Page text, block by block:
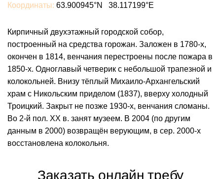
Координаты: 63.900945°N 38.117199°E
Кирпичный двухэтажный городской собор,
построенный на средства горожан. Заложен в 1780-х,
окончен в 1814, венчания перестроены после пожара в
1850-х. Одноглавый четверик с небольшой трапезной и
колокольней. Внизу тёплый Михаило-Архангельский
храм с Никольским приделом (1837), вверху холодный
Троицкий. Закрыт не позже 1930-х, венчания сломаны.
Во 2-й пол. ХХ в. занят музеем. В 2004 (по другим
данным в 2000) возвращён верующим, в сер. 2000-х
восстановлена колокольня.
Заказать онлайн требу